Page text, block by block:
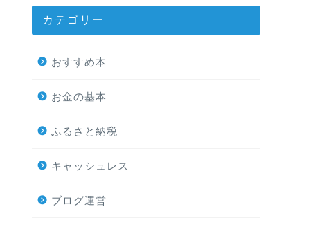
カテゴリー
おすすめ本
お金の基本
ふるさと納税
キャッシュレス
ブログ運営